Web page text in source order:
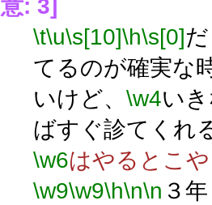
意: 3]
\t\u\s[10]\h\s[0]
てるのが確実な
いけど、 \w4い
ばすぐ診てくれ
\w6はやるとこ
\w9\w9\h\n\n ３